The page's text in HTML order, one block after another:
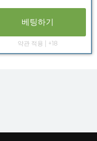
베팅하기
약관 적용 | +18